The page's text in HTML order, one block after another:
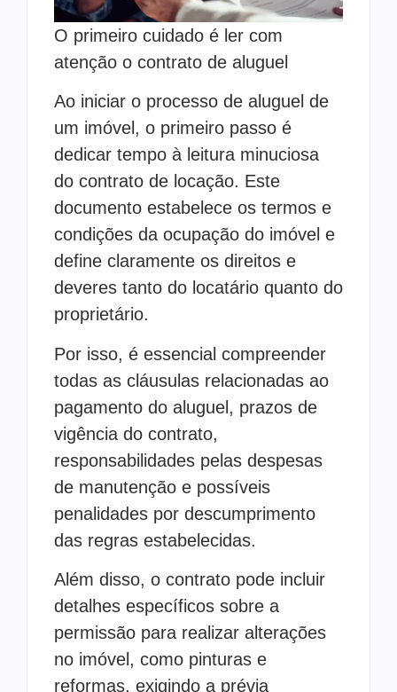
O primeiro cuidado é ler com
atenção o contrato de aluguel
Ao iniciar o processo de aluguel de
um imóvel, o primeiro passo é
dedicar tempo à leitura minuciosa
do contrato de locação. Este
documento estabelece os termos e
condições da ocupação do imóvel e
define claramente os direitos e
deveres tanto do locatário quanto do
proprietário.
Por isso, é essencial compreender
todas as cláusulas relacionadas ao
pagamento do aluguel, prazos de
vigência do contrato,
responsabilidades pelas despesas
de manutenção e possíveis
penalidades por descumprimento
das regras estabelecidas.
Além disso, o contrato pode incluir
detalhes específicos sobre a
permissão para realizar alterações
no imóvel, como pinturas e
reformas, exigindo a prévia